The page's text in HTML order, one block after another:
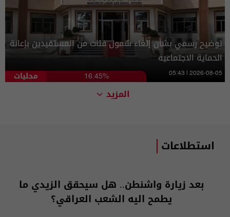
توضيح رسمي بشأن إلغاء شمول فئات من المستفيدين بإعانة
الحماية الاجتماعية
محليات 16.45% 05:43 | 2026-08-05
المزيد
استطلاعات
بعد زيارة واشنطن.. هل سيحقق الزيدي ما
يطمح اليه الشعب العراقي؟